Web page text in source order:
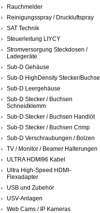
Rauchmelder
Reinigungsspray / Druckluftspray
SAT Technik
Steuerleitung LIYCY
Stromversorgung Steckdosen /
Ladegeräte
Sub-D Gehäuse
Sub-D HighDensity Stecker/Buchse
Sub-D Leergehäuse
Sub-D Stecker / Buchsen
Schneidklemm
Sub-D Stecker / Buchsen Handlöt
Sub-D Stecker / Buchsen Crimp
Sub-D Verschraubungen / Bolzen
TV / Monitor / Beamer Halterungen
ULTRA HDMI96 Kabel
Ultra High-Speed HDMI-
Flexadapter
USB und Zubehör
USV-Anlagen
Web Cams / IP Kameras